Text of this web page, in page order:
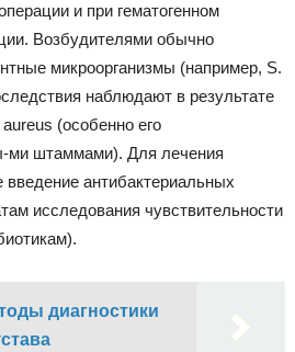
и при гематогенном
Возбудителями обычно
микроорганизмы (например, S.
наблюдают в результате
(особенно его
ми штаммами). Для лечения
введение антибактериальных
исследования чувствительности
диагностики